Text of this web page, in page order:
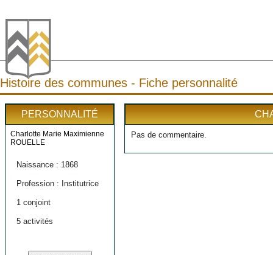
Histoire des communes - Fiche personnalité
PERSONNALITÉ
Charlotte Marie Maximienne
ROUELLE
Naissance : 1868
Profession : Institutrice
1 conjoint
5 activités
Pas de commentaire.